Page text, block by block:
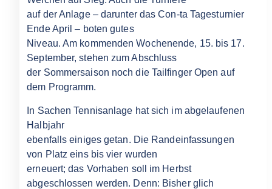
auf der Anlage – darunter das Con-ta Tagesturnier
Ende April – boten gutes
Niveau. Am kommenden Wochenende, 15. bis 17.
September, stehen zum Abschluss
der Sommersaison noch die Tailfinger Open auf
dem Programm.
In Sachen Tennisanlage hat sich im abgelaufenen
Halbjahr
ebenfalls einiges getan. Die Randeinfassungen
von Platz eins bis vier wurden
erneuert; das Vorhaben soll im Herbst
abgeschlossen werden. Denn: Bisher glich